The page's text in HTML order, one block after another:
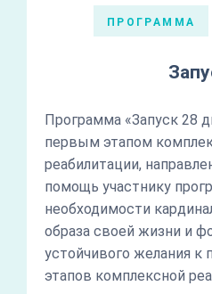
ПРОГРАММА
Программа «Запуск 28
первым этапом
реабилитации,
помощь участнику
необходимости
образа своей жизни и
устойчивого желания
этапов комплексной